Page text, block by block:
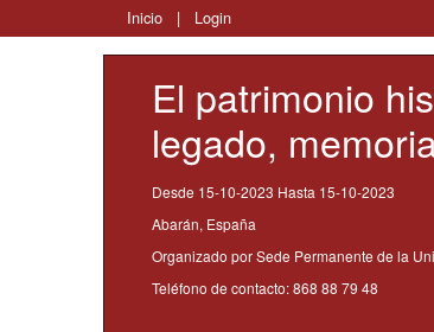
Inicio | Login
El patrimonio
legado,
Desde 15-10-2023 Hasta 15-10-2023
Abarán, España
Organizado por Sede Permanente de la
Teléfono de contacto: 868 88 79 48